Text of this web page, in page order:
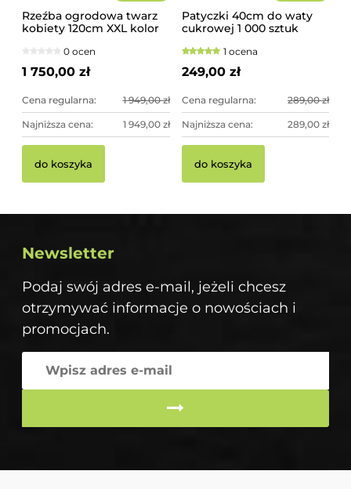
Rzeźba ogrodowa twarz
kobiety 120cm XXL kolor
imponująca dekoracja
ogrodowa
0 ocen
1 750,00 zł
Cena regularna: 1 949,00 zł
Najniższa cena: 1 949,00 zł
do koszyka
Patyczki 40cm do waty
cukrowej 1 000 sztuk
1 ocena
249,00 zł
Cena regularna: 289,00 zł
Najniższa cena: 289,00 zł
do koszyka
Newsletter
Podaj swój adres e-mail, jeżeli chcesz
otrzymywać informacje o nowościach i
promocjach.